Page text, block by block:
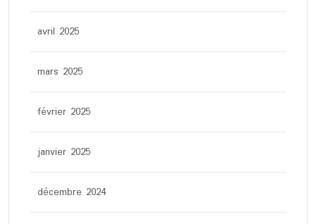
avril 2025
mars 2025
février 2025
janvier 2025
décembre 2024